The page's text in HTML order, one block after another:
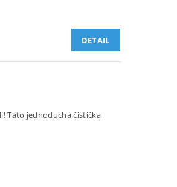
DETAIL
Tato jednoduchá čistička